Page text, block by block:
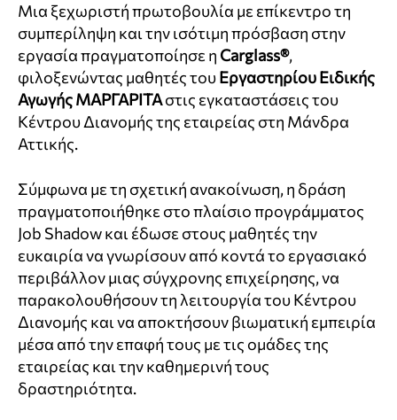
Μια ξεχωριστή πρωτοβουλία με επίκεντρο τη
συμπερίληψη και την ισότιμη πρόσβαση στην
εργασία πραγματοποίησε η Carglass®,
φιλοξενώντας μαθητές τουΕργαστηρίου Ειδικής
Αγωγής ΜΑΡΓΑΡΙΤΑστις εγκαταστάσεις του
Κέντρου Διανομής της εταιρείας στη Μάνδρα
Αττικής.
Σύμφωνα με τη σχετική ανακοίνωση, η δράση
πραγματοποιήθηκε στο πλαίσιο προγράμματος
Job Shadow και έδωσε στους μαθητές την
ευκαιρία να γνωρίσουν από κοντά το εργασιακό
περιβάλλον μιας σύγχρονης επιχείρησης, να
παρακολουθήσουν τη λειτουργία του Κέντρου
Διανομής και να αποκτήσουν βιωματική εμπειρία
μέσα από την επαφή τους με τις ομάδες της
εταιρείας και την καθημερινή τους
δραστηριότητα.